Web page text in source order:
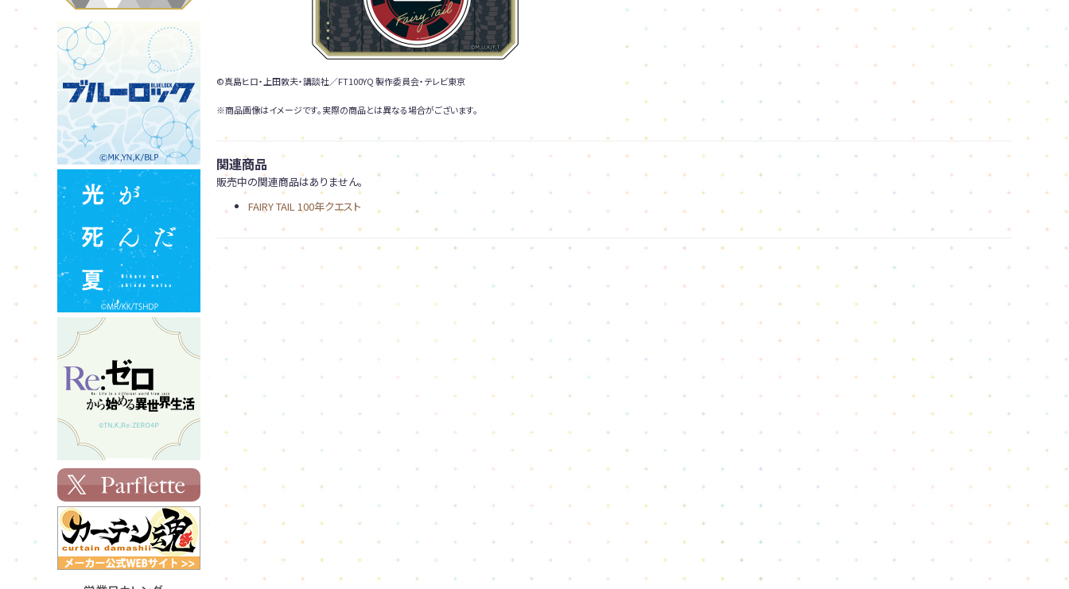
©真島ヒロ・上田敦夫・講談社／FT100YQ 製作委員会・テレビ東京
※商品画像はイメージです。実際の商品とは異なる場合がございます。
関連商品
販売中の関連商品はありません。
FAIRY TAIL 100年クエスト